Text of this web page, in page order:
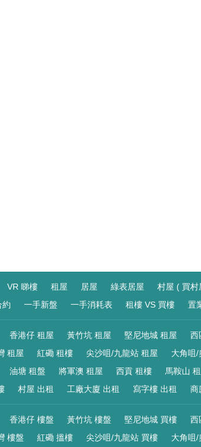
VR 睇樓 租屋 居屋 綠表居屋 村屋 ( 買村
約
一手新盤 一手消耗表 租樓 VS 買樓 置
香港仔 租屋 黃竹坑 租屋 堅尼地城 租屋 西
租屋
紅磡 租樓 尖沙咀/九龍站 租屋 大角咀/
油塘 租盤 將軍澳 租屋 西貢 租樓 馬鞍山
村屋 出租 工廠大廈 出租 寫字樓 出租 商
香港仔 樓盤 黃竹坑 樓盤 堅尼地城 買樓 西
樓盤
紅磡 搵樓 尖沙咀/九龍站 買樓 大角咀/